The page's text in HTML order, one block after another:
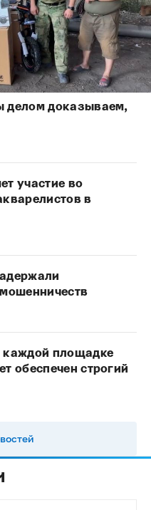
делом доказываем,
участие во
в
площадке
обеспечен строгий